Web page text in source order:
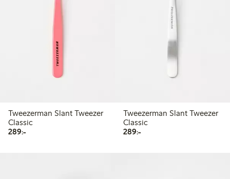
Tweezerman Slant Tweezer
Classic
289:-289,00 kr
Tweezerman Slant Tweezer
Classic
289:-289,00 kr